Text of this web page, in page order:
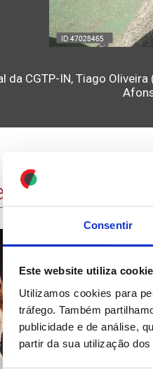
Consentir
Este website utiliza
Utilizamos cookies para
tráfego. Também
publicidade e de análise,
partir da sua utilização
da CGTP-IN, Tiago